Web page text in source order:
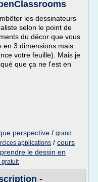
les dessinateurs
selon le point de
du décor que vous
en 3 dimensions mais
votre feuille). Mais je
que ça ne l'est en
perspective / grand
applications / cours
le dessin en
gratuit
-